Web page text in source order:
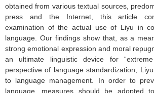
obtained from various textual sources,
press and the Internet, this article
examination of the actual use of Liyu in
language. Our findings show that, as a
strong emotional expression and moral
an ultimate linguistic device for
perspective of language standardization,
to language management. In order to
language, measures should be adopted